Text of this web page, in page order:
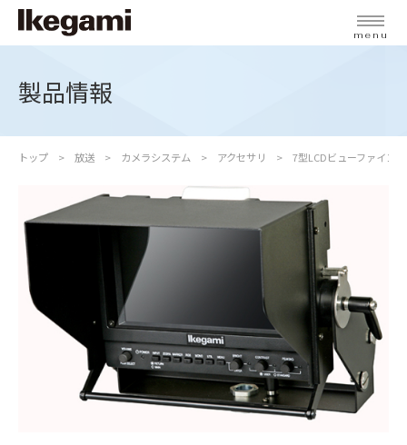
menu
製品情報
トップ 放送 カメラシステム アクセサリ 7型LCDビューファインダ